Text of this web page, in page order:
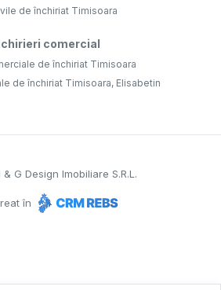
de închiriat Timisoara
comercial
de închiriat Timisoara
de închiriat Timisoara, Elisabetin
& G Design Imobiliare S.R.L.
în